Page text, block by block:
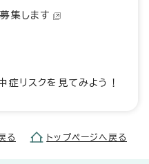
集します
症リスクを見てみよう！
る トップページへ戻る